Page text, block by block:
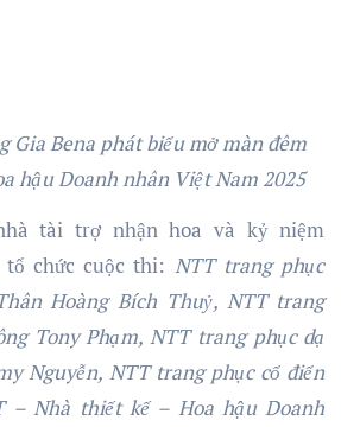
Gia Bena phát biểu mở màn đêm
hậu Doanh nhân Việt Nam 2025
tài trợ nhận hoa và kỷ niệm
tổ chức cuộc thi: NTT trang phục
Hoàng Bích Thuỷ, NTT trang
Tony Phạm, NTT trang phục dạ
Nguyễn, NTT trang phục cổ điển
– Nhà thiết kế – Hoa hậu Doanh